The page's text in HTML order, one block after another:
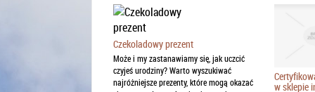
Czekoladowy prezent
Może i my zastanawiamy się, jak uczcić
czyjeś urodziny? Warto wyszukiwać
najróżniejsze prezenty, które mogą okazać
w sklepie